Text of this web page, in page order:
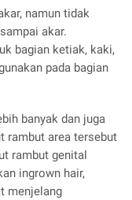
namun tidak
akar.
bagian ketiak, kaki,
pada bagian
banyak dan juga
rambut area tersebut
rambut genital
ingrown hair,
menjelang